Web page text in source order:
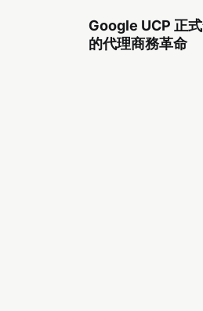
Google UCP 正
的代理商務革命